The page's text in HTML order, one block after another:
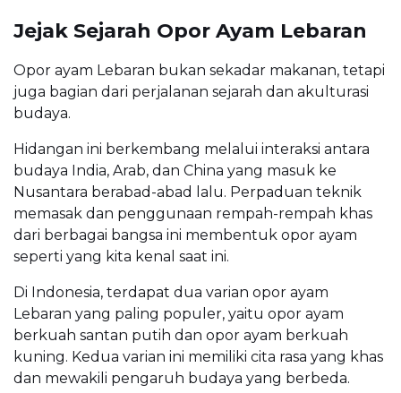
Jejak Sejarah Opor Ayam Lebaran
Opor ayam Lebaran bukan sekadar makanan, tetapi
juga bagian dari perjalanan sejarah dan akulturasi
budaya.
Hidangan ini berkembang melalui interaksi antara
budaya India, Arab, dan China yang masuk ke
Nusantara berabad-abad lalu. Perpaduan teknik
memasak dan penggunaan rempah-rempah khas
dari berbagai bangsa ini membentuk opor ayam
seperti yang kita kenal saat ini.
Di Indonesia, terdapat dua varian opor ayam
Lebaran yang paling populer, yaitu opor ayam
berkuah santan putih dan opor ayam berkuah
kuning. Kedua varian ini memiliki cita rasa yang khas
dan mewakili pengaruh budaya yang berbeda.